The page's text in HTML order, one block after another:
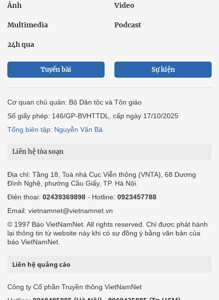
Ảnh Video
Multimedia Podcast
24h qua
Tuyến bài Sự kiện
Cơ quan chủ quản: Bộ Dân tộc và Tôn giáo
Số giấy phép: 146/GP-BVHTTDL, cấp ngày 17/10/2025
Tổng biên tập: Nguyễn Văn Bá
Liên hệ tòa soạn
Địa chỉ: Tầng 18, Toà nhà Cục Viễn thông (VNTA), 68 Dương
Đình Nghệ, phường Cầu Giấy, TP. Hà Nội.
Điện thoại: 02439369898 - Hotline: 0923457788
Email: vietnamnet@vietnamnet.vn
© 1997 Báo VietNamNet. All rights reserved. Chỉ được phát hành
lại thông tin từ website này khi có sự đồng ý bằng văn bản của
báo VietNamNet.
Liên hệ quảng cáo
Công ty Cổ phần Truyền thông VietNamNet